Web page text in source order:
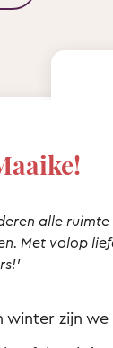
alle
Met volop
zijn we